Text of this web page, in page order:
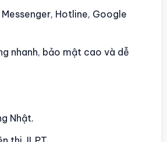
Hotline, Google
nhanh, bảo mật cao và dễ
Nhật.